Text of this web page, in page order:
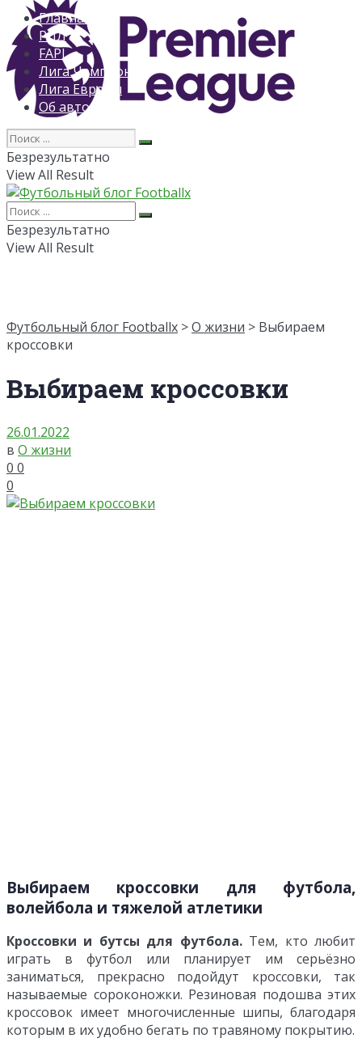
Главная
РПЛ
FAPL
Лига Чемпионов
Лига Европы
Об авторе
Безрезультатно
View All Result
Безрезультатно
View All Result
Футбольный блог Footballx >О жизни > Выбираем
кроссовки
Выбираем кроссовки
26.01.2022
в О жизни
0 0
0
Выбираем кроссовки для футбола,
волейбола и тяжелой атлетики
Кроссовки и бутсы для футбола.Тем, кто любит
играть в футбол или планирует им серьёзно
заниматься, прекрасно подойдут кроссовки, так
называемые сороконожки. Резиновая подошва этих
кроссовок имеет многочисленные шипы, благодаря
которым в их удобно бегать по травяному покрытию.